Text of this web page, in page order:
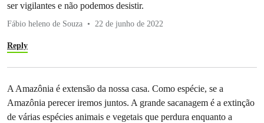
ser vigilantes e não podemos desistir.
Fábio heleno de Souza 22 de junho de 2022
Reply
A Amazônia é extensão da nossa casa. Como espécie, se a
Amazônia perecer iremos juntos. A grande sacanagem é a extinção
de várias espécies animais e vegetais que perdura enquanto a